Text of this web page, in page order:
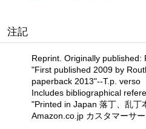
注記
Reprint. Originally published:
"First published 2009 by
paperback 2013"--T.p. verso
Includes bibliographical
"Printed in Japan 落丁、乱丁
Amazon.co.jp カスタマーサ